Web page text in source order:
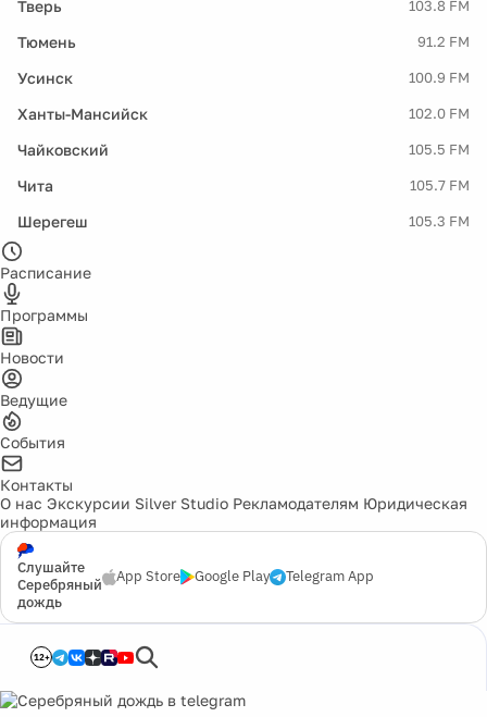
Тверь 103.8 FM
Тюмень 91.2 FM
Усинск 100.9 FM
Ханты-Мансийск 102.0 FM
Чайковский 105.5 FM
Чита 105.7 FM
Шерегеш 105.3 FM
Расписание
Программы
Новости
Ведущие
События
Контакты
О нас Экскурсии Silver Studio Рекламодателям Юридическая
информация
Слушайте
Серебряный
дождь
App Store Google Play Telegram App
12+